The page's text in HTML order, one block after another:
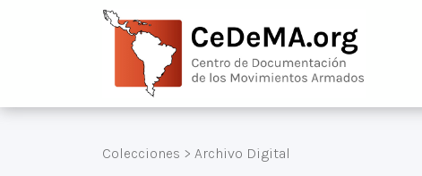
Colecciones > Archivo Digital